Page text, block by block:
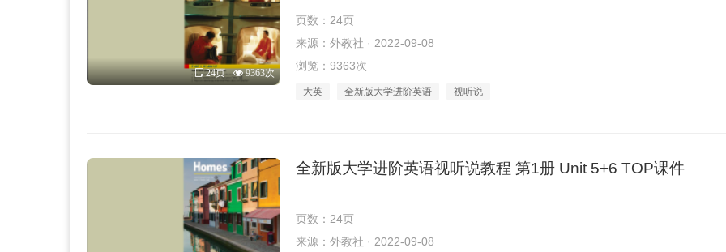
24页 9363次
页数：24页
来源：外教社 · 2022-09-08
浏览：9363次
大英 全新版大学进阶英语 视听说
全新版大学进阶英语视听说教程 第1册 Unit 5+6 TOP课件
页数：24页
来源：外教社 · 2022-09-08